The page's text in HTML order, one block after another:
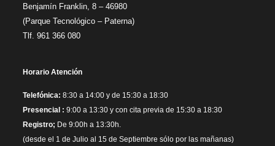
Benjamín Franklin, 8 – 46980
(Parque Tecnológico – Paterna)
Tlf. 961 366 080
Horario Atención
Telefónica: 8:30 a 14:00 y de 15:30 a 18:30
Presencial : 9:00 a 13:30 y con cita previa de 15:30 a 18:30
Registro; De 9:00h a 13:30h.
(desde el 1 de Julio al 15 de Septiembre sólo por las mañanas)